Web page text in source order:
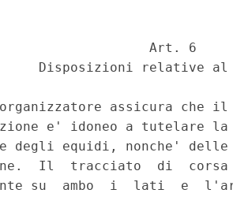
Art. 6
Disposizioni relative
assicura che
e' idoneo a tutelare
degli equidi, nonche' delle
Il  tracciato  di
su  ambo  i  lati  e